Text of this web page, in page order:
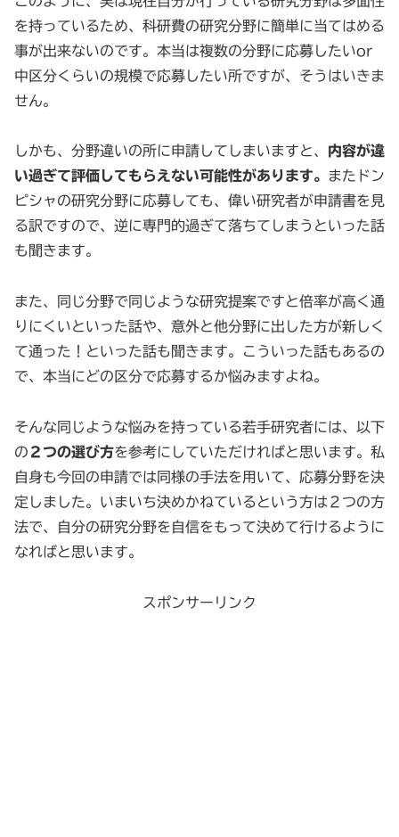
を持っているため、科研費の研究分野に簡単に当てはめる
事が出来ないのです。本当は複数の分野に応募したいor
中区分くらいの規模で応募したい所ですが、そうはいきま
せん。
しかも、分野違いの所に申請してしまいますと、 内容が違
い過ぎて評価してもらえない可能性があります。
またドン
ピシャの研究分野に応募しても、偉い研究者が申請書を見
る訳ですので、逆に専門的過ぎて落ちてしまうといった話
も聞きます。
また、同じ分野で同じような研究提案ですと倍率が高く通
りにくいといった話や、意外と他分野に出した方が新しく
て通った！といった話も聞きます。こういった話もあるの
で、本当にどの区分で応募するか悩みますよね。
そんな同じような悩みを持っている若手研究者には、以下
の ２つの選び方を参考にしていただければと思います。私
自身も今回の申請では同様の手法を用いて、応募分野を決
定しました。いまいち決めかねているという方は２つの方
法で、自分の研究分野を自信をもって決めて行けるように
なればと思います。
スポンサーリンク